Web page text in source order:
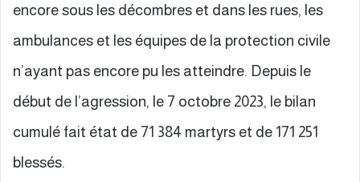
encore sous les décombres et dans les rues, les
ambulances et les équipes de la protection civile
n’ayant pas encore pu les atteindre. Depuis le
début de l’agression, le 7 octobre 2023, le bilan
cumulé fait état de 71 384 martyrs et de 171 251
blessés.